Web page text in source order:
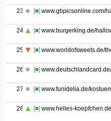
23 [■] www.gbpicsonline.com/
24 [■] www.burgerking.de/
25 [■] www.worldofsweets.de/
26 [■]
27 [■] www.funidelia.de/
28 [■] www.helles-